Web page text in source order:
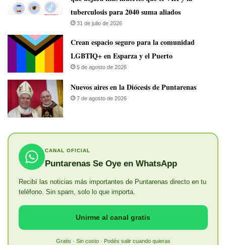
tuberculosis para 2040 suma aliados
31 de julio de 2026
Crean espacio seguro para la comunidad
LGBTIQ+ en Esparza y el Puerto
5 de agosto de 2026
​Nuevos aires en la Diócesis de Puntarenas
7 de agosto de 2026
CANAL OFICIAL
Puntarenas Se Oye en WhatsApp
Recibí las noticias más importantes de Puntarenas directo en tu
teléfono. Sin spam, solo lo que importa.
Unirme al canal gratis
Gratis · Sin costo · Podés salir cuando quieras